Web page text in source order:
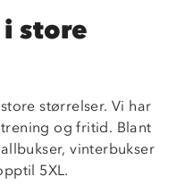
store
størrelser. Vi har
og fritid. Blant
vinterbukser
5XL.